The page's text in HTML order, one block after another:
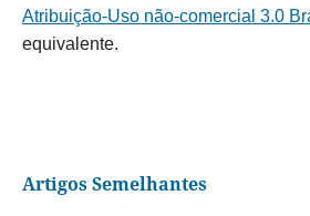
Atribuição-Uso não-comercial 3.0
equivalente.
Artigos Semelhantes